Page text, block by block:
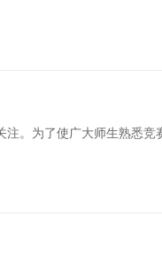
。为了使广大师生熟悉竞